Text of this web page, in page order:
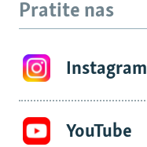
Pratite nas
Instagram
YouTube